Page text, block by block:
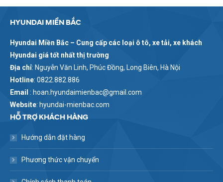
HYUNDAI MIỀN BẮC
Hyundai Miền Bắc – Cung cấp các loại ô tô, xe tải, xe khách
Hyundai giá tốt nhất thị trường
Địa chỉ: Nguyễn Văn Linh, Phúc Đồng, Long Biên, Hà Nội
Hotline: 0822.882.886
Email : hoan.hyundaimienbac@gmail.com
Website: hyundai-mienbac.com
HỖ TRỢ KHÁCH HÀNG
Hướng dẫn đặt hàng
Phương thức vận chuyển